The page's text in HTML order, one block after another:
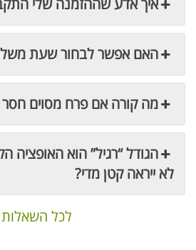
האם אפשר לבחור שעת
מה קורה אם פרח מסוים חסר
הגודל “רגיל” הוא האופציה
לא ייראה קטן מדי?
לכל השאלות